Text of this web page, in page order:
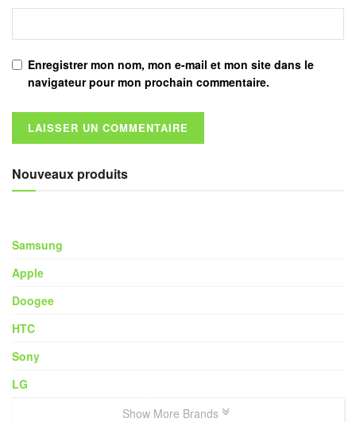
Enregistrer mon nom, mon e-mail et mon site dans le
navigateur pour mon prochain commentaire.
Nouveaux produits
Samsung
Apple
Doogee
HTC
Sony
LG
Show More Brands